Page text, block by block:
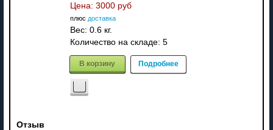
Цена: 3000 руб
плюс доставка
Вес: 0.6 кг.
Количество на складе: 5
В корзину Подробнее
Отзыв